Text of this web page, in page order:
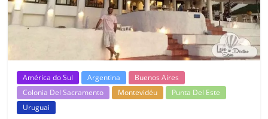
América do Sul Argentina
Buenos Aires
Colonia Del Sacramento
Montevidéu
Punta Del Este
Uruguai